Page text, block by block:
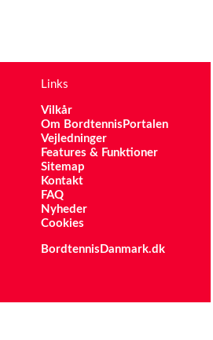
Links
Vilkår
Om BordtennisPortalen
Vejledninger
Features & Funktioner
Sitemap
Kontakt
FAQ
Nyheder
Cookies
BordtennisDanmark.dk